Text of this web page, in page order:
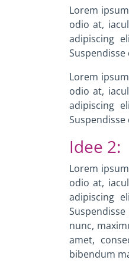
Lorem
odio at,
adipiscing
Suspendisse
Lorem
odio at,
adipiscing
Suspendisse
Idee 2:
Lorem
odio at,
adipiscing
Suspendisse
nunc,
amet,
bibendum